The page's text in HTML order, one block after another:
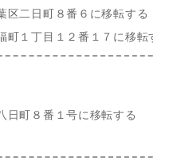
区二日町８番６に移転する
町１丁目１２番１７に移転す
日町８番１号に移転する